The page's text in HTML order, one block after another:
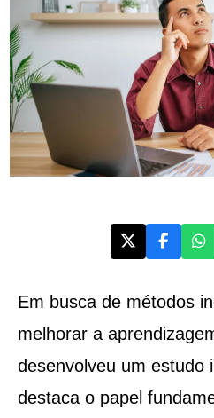
Em busca de métodos
melhorar a
desenvolveu um estudo
destaca o papel